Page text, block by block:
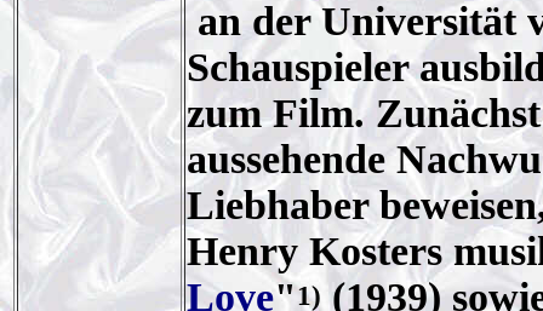
an der Universität
Schauspieler
zum Film.
aussehende
Liebhaber
Henry Kosters
Love"1) (1939)